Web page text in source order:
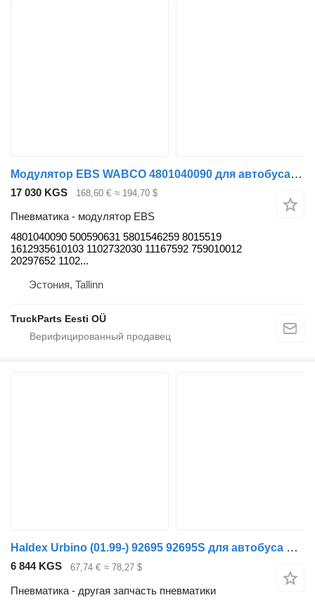
Модулятор EBS WABCO 4801040090 для автобуса Solaris Urbino, Alpino, Vacanza (1999-)
17 030 KGS 168,60 € ≈ 194,70 $
Пневматика - модулятор EBS
4801040090 500590631 5801546259 8015519
1612935610103 1102732030 11167592 759010012
20297652 1102...
Эстония, Tallinn
TruckParts Eesti OÜ
Haldex Urbino (01.99-) 92695 92695S для автобуса Solaris Urbino, Alpino, Vacanza (1999-)
6 844 KGS 67,74 € ≈ 78,27 $
Пневматика - другая запчасть пневматики